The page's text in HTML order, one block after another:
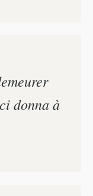
donna à